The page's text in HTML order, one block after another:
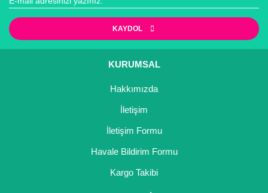
KAYDOL
KURUMSAL
Hakkımızda
İletişim
İletişim Formu
Havale Bildirim Formu
Kargo Takibi